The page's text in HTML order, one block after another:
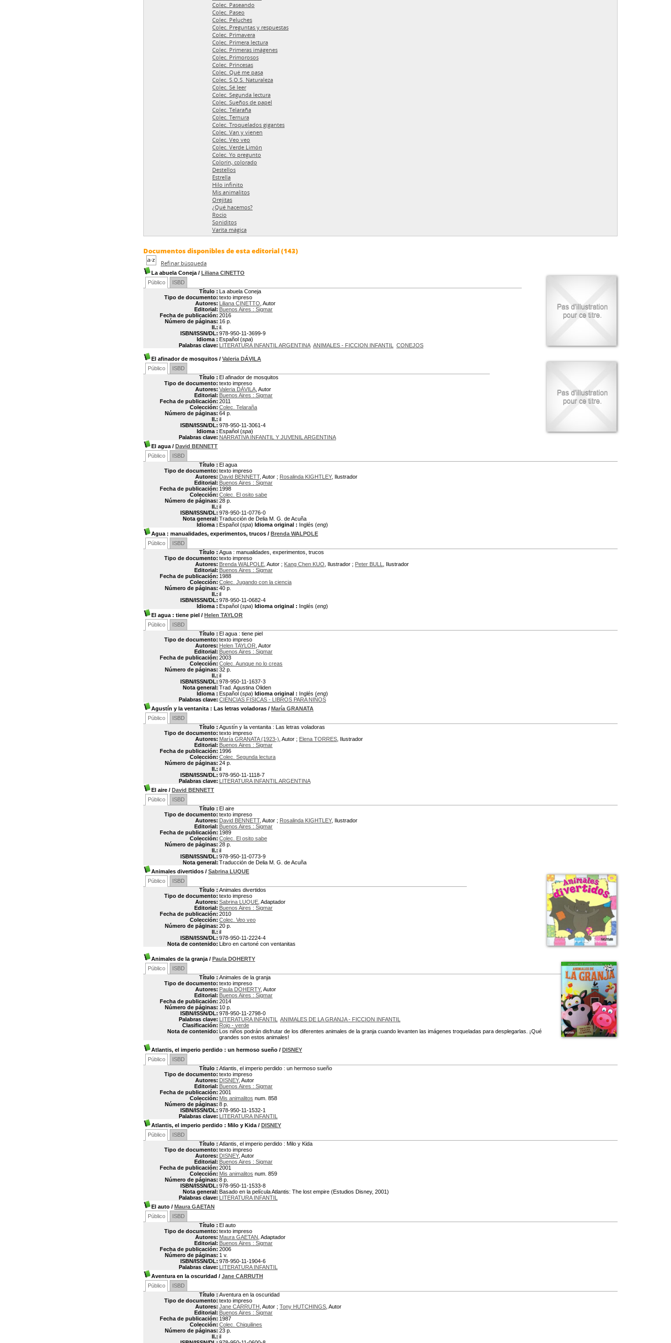
Colec. Paseando
Colec. Paseo
Colec. Peluches
Colec. Preguntas y respuestas
Colec. Primavera
Colec. Primera lectura
Colec. Primeras imágenes
Colec. Primorosos
Colec. Princesas
Colec. Qué me pasa
Colec. S.O.S. Naturaleza
Colec. Sé leer
Colec. Segunda lectura
Colec. Sueños de papel
Colec. Telaraña
Colec. Ternura
Colec. Troquelados gigantes
Colec. Van y vienen
Colec. Veo veo
Colec. Verde Limón
Colec. Yo pregunto
Colorín, colorado
Destellos
Estrella
Hilo infinito
Mis animalitos
Orejitas
¿Qué hacemos?
Rocío
Soniditos
Varita mágica
Documentos disponibles de esta editorial (143)
Refinar búsqueda
La abuela Coneja / Liliana CINETTO
Público
ISBD
Título : La abuela Coneja
Tipo de documento: texto impreso
Autores: Liliana CINETTO , Autor
Editorial: Buenos Aires : Sigmar
Fecha de publicación: 2016
Número de páginas: 16 p.
Il.: il.
ISBN/ISSN/DL: 978-950-11-3699-9
Idioma : Español (spa)
Palabras clave: LITERATURA INFANTIL ARGENTINA ANIMALES - FICCION INFANTIL CONEJOS
El afinador de mosquitos / Valeria DÁVILA
Público
ISBD
Título : El afinador de mosquitos
Tipo de documento: texto impreso
Autores: Valeria DÁVILA , Autor
Editorial: Buenos Aires : Sigmar
Fecha de publicación: 2011
Colección: Colec. Telaraña
Número de páginas: 64 p.
Il.: il
ISBN/ISSN/DL: 978-950-11-3061-4
Idioma : Español (spa)
Palabras clave: NARRATIVA INFANTIL Y JUVENIL ARGENTINA
El agua / David BENNETT
Público
ISBD
Título : El agua
Tipo de documento: texto impreso
Autores: David BENNETT, Autor ; Rosalinda KIGHTLEY, Ilustrador
Editorial: Buenos Aires : Sigmar
Fecha de publicación: 1998
Colección: Colec. El osito sabe
Número de páginas: 28 p.
Il.: il
ISBN/ISSN/DL: 978-950-11-0776-0
Nota general: Traducción de Delia M. G. de Acuña
Idioma : Español (spa) Idioma original : Inglés (eng)
Agua : manualidades, experimentos, trucos / Brenda WALPOLE
Público
ISBD
Título : Agua : manualidades, experimentos, trucos
Tipo de documento: texto impreso
Autores: Brenda WALPOLE , Autor ; Kang Chen KUO , Ilustrador ; Peter BULL
, Ilustrador
Editorial: Buenos Aires : Sigmar
Fecha de publicación: 1988
Colección: Colec. Jugando con la ciencia
Número de páginas: 40 p.
Il.: il
ISBN/ISSN/DL: 978-950-11-0682-4
Idioma : Español (spa) Idioma original : Inglés (eng)
El agua : tiene piel / Helen TAYLOR
Público
ISBD
Título : El agua : tiene piel
Tipo de documento: texto impreso
Autores: Helen TAYLOR , Autor
Editorial: Buenos Aires : Sigmar
Fecha de publicación: 2003
Colección: Colec. Aunque no lo creas
Número de páginas: 32 p.
Il.: il
ISBN/ISSN/DL: 978-950-11-1637-3
Nota general: Trad. Agustina Oliden
Idioma : Español (spa) Idioma original : Inglés (eng)
Palabras clave: CIENCIAS FISICAS - LIBROS PARA NIÑOS
Agustín y la ventanita : Las letras voladoras / María GRANATA
Público
ISBD
Título : Agustín y la ventanita : Las letras voladoras
Tipo de documento: texto impreso
Autores: María GRANATA (1923-) , Autor ; Elena TORRES , Ilustrador
Editorial: Buenos Aires : Sigmar
Fecha de publicación: 1996
Colección: Colec. Segunda lectura
Número de páginas: 24 p.
Il.: il
ISBN/ISSN/DL: 978-950-11-1118-7
Palabras clave: LITERATURA INFANTIL ARGENTINA
El aire / David BENNETT
Público
ISBD
Título : El aire
Tipo de documento: texto impreso
Autores: David BENNETT, Autor ; Rosalinda KIGHTLEY, Ilustrador
Editorial: Buenos Aires : Sigmar
Fecha de publicación: 1989
Colección: Colec. El osito sabe
Número de páginas: 28 p.
Il.: il
ISBN/ISSN/DL: 978-950-11-0773-9
Nota general: Traducción de Delia M. G. de Acuña
Animales divertidos / Sabrina LUQUE
Público
ISBD
Título : Animales divertidos
Tipo de documento: texto impreso
Autores: Sabrina LUQUE , Adaptador
Editorial: Buenos Aires : Sigmar
Fecha de publicación: 2010
Colección: Colec. Veo veo
Número de páginas: 20 p.
Il.: il
ISBN/ISSN/DL: 978-950-11-2224-4
Nota de contenido: Libro en cartoné con ventanitas
Animales de la granja / Paula DOHERTY
Público
ISBD
Título : Animales de la granja
Tipo de documento: texto impreso
Autores: Paula DOHERTY, Autor
Editorial: Buenos Aires : Sigmar
Fecha de publicación: 2014
Número de páginas: 10 p.
ISBN/ISSN/DL: 978-950-11-2798-0
Palabras clave: LITERATURA INFANTIL
ANIMALES DE LA GRANJA - FICCION INFANTIL
Clasificación: Rojo - verde
Nota de contenido: Los niños podrán disfrutar de los diferentes animales de la granja cuando levanten las imágenes troqueladas para desplegarlas. ¡Qué
grandes son estos animales!
Atlantis, el imperio perdido : un hermoso sueño / DISNEY
Público
ISBD
Título : Atlantis, el imperio perdido : un hermoso sueño
Tipo de documento: texto impreso
Autores: DISNEY, Autor
Editorial: Buenos Aires : Sigmar
Fecha de publicación: 2001
Colección: Mis animalitos num. 858
Número de páginas: 8 p.
ISBN/ISSN/DL: 978-950-11-1532-1
Palabras clave: LITERATURA INFANTIL
Atlantis, el imperio perdido : Milo y Kida / DISNEY
Público
ISBD
Título : Atlantis, el imperio perdido : Milo y Kida
Tipo de documento: texto impreso
Autores: DISNEY, Autor
Editorial: Buenos Aires : Sigmar
Fecha de publicación: 2001
Colección: Mis animalitos num. 859
Número de páginas: 8 p.
ISBN/ISSN/DL: 978-950-11-1533-8
Nota general: Basado en la película Atlantis: The lost empire (Estudios Disney, 2001)
Palabras clave: LITERATURA INFANTIL
El auto / Maura GAETAN
Público
ISBD
Título : El auto
Tipo de documento: texto impreso
Autores: Maura GAETAN , Adaptador
Editorial: Buenos Aires : Sigmar
Fecha de publicación: 2006
Número de páginas: 1 v.
ISBN/ISSN/DL: 978-950-11-1904-6
Palabras clave: LITERATURA INFANTIL
Aventura en la oscuridad / Jane CARRUTH
Público
ISBD
Título : Aventura en la oscuridad
Tipo de documento: texto impreso
Autores: Jane CARRUTH , Autor ; Tony HUTCHINGS , Autor
Editorial: Buenos Aires : Sigmar
Fecha de publicación: 1987
Colección: Colec. Chiquilines
Número de páginas: 23 p.
Il.: il